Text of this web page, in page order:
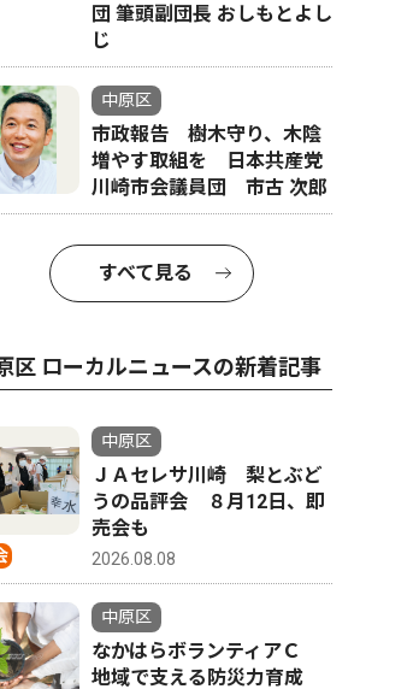
団 筆頭副団長 おしもとよし
じ
中原区
市政報告 樹木守り、木陰
増やす取組を 日本共産党
川崎市会議員団 市古 次郎
すべて見る
区 ローカルニュースの新着記事
中原区
ＪＡセレサ川崎 梨とぶど
うの品評会 ８月12日、即
売会も
2026.08.08
中原区
なかはらボランティアＣ
地域で支える防災力育成